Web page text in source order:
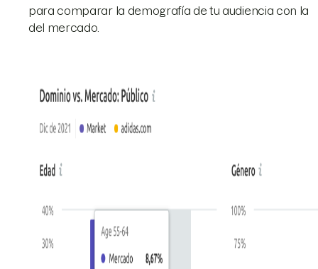
para comparar la demografía de tu audiencia con la
del mercado.